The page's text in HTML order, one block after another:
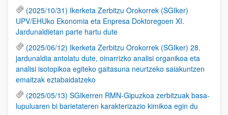
(2025/10/31) Ikerketa Zerbitzu Orokorrek (SGIker)
UPV/EHUko Ekonomia eta Enpresa Doktoregoen XI.
Jardunaldietan parte hartu dute
(2025/06/12) Ikerketa Zerbitzu Orokorrek (SGIker) 28.
jardunaldia antolatu dute, oinarrizko analisi organikoa eta
analisi isotopikoa egiteko gaitasuna neurtzeko saiakuntzen
emaitzak eztabaidatzeko
(2025/05/13) SGIkerren RMN-Gipuzkoa zerbitzuak basa-
lupuluaren bi barietateren karakterizazio kimikoa egin du